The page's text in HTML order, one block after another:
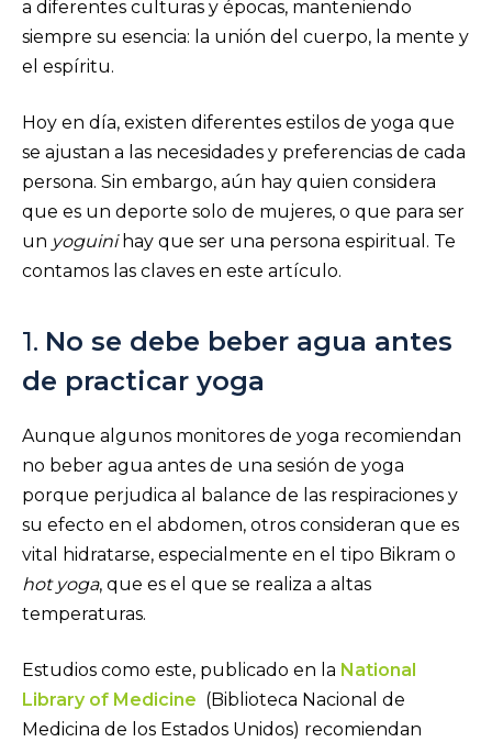
a diferentes culturas y épocas, manteniendo
siempre su esencia: la unión del cuerpo, la mente y
el espíritu.
Hoy en día, existen diferentes estilos de yoga que
se ajustan a las necesidades y preferencias de cada
persona. Sin embargo, aún hay quien considera
que es un deporte solo de mujeres, o que para ser
un yoguinihay que ser una persona espiritual. Te
contamos las claves en este artículo.
1. No se debe beber agua antes
de practicar yoga
Aunque algunos monitores de yoga recomiendan
no beber agua antes de una sesión de yoga
porque perjudica al balance de las respiraciones y
su efecto en el abdomen, otros consideran que es
vital hidratarse, especialmente en el tipo Bikram o
hot yoga, que es el que se realiza a altas
temperaturas.
Estudios como este, publicado en la National
Library of Medicine (Biblioteca Nacional de
Medicina de los Estados Unidos) recomiendan